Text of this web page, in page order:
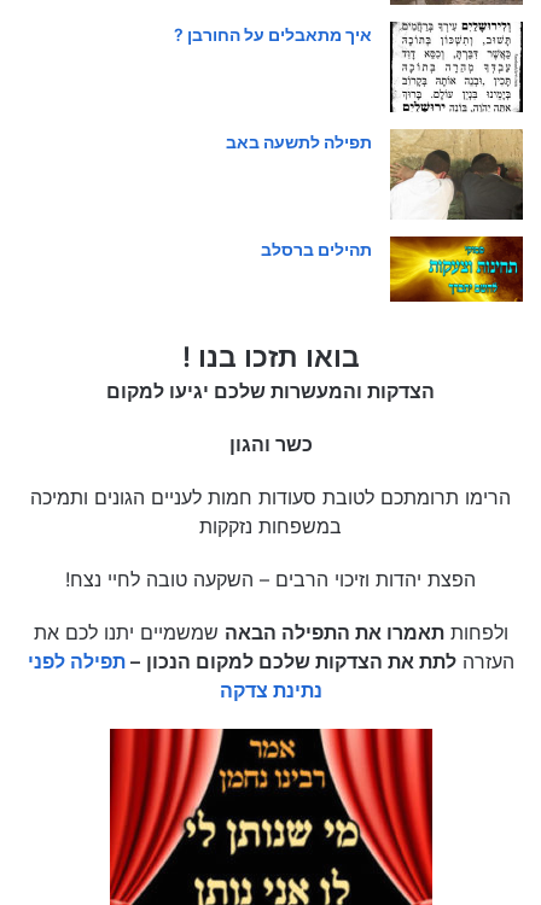
איך מתאבלים על החורבן ?
תפילה לתשעה באב
תהילים ברסלב
בואו תזכו בנו !
הצדקות והמעשרות שלכם יגיעו למקום
כשר והגון
הרימו תרומתכם לטובת סעודות חמות לעניים הגונים ותמיכה
במשפחות נזקקות
הפצת יהדות וזיכוי הרבים – השקעה טובה לחיי נצח!
ולפחותתאמרו את התפילה הבאה שמשמיים יתנו לכם את
העזרהלתת את הצדקות שלכם למקום הנכון –תפילה לפני
נתינת צדקה